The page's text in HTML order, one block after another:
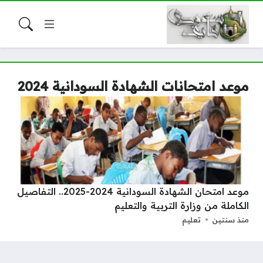
موعد امتحانات الشهادة السودانية 2024
موعد امتحان الشهادة السودانية 2024-2025.. التفاصيل
الكاملة من وزارة التربية والتعليم
منذ سنتين تعليم